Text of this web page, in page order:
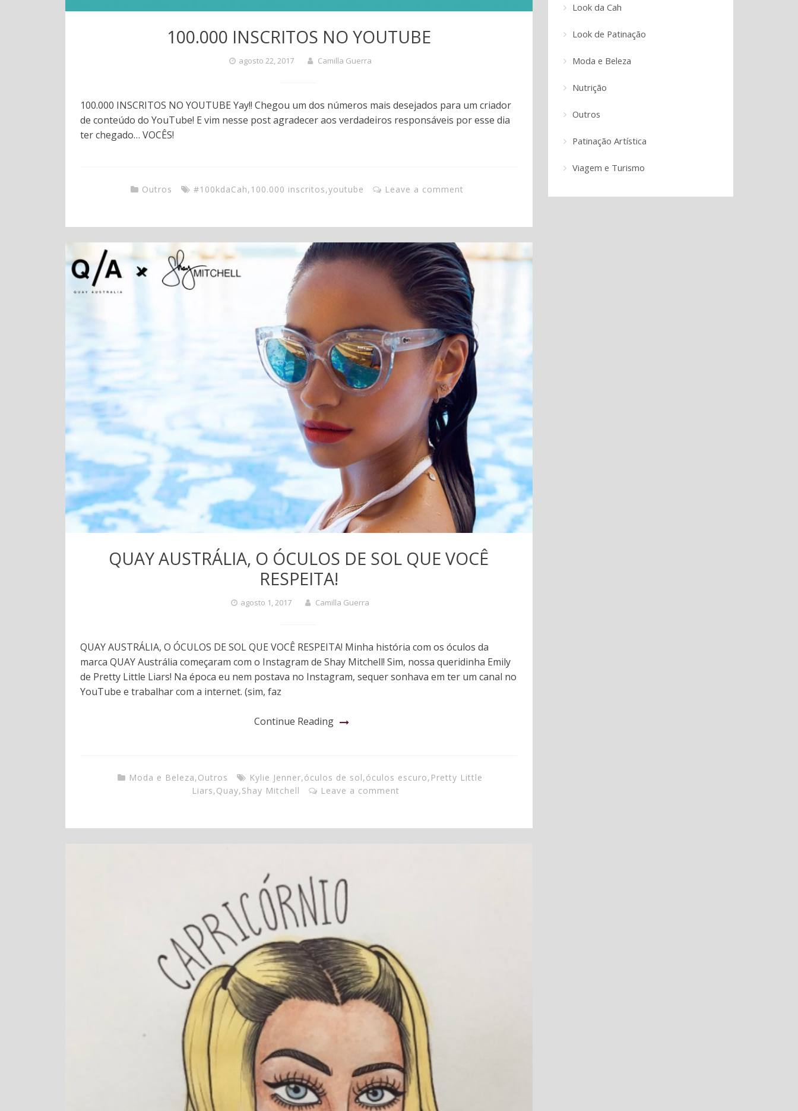
100.000 INSCRITOS NO YOUTUBE
agosto 22, 2017 Camilla Guerra
100.000 INSCRITOS NO YOUTUBE Yay!! Chegou um dos números mais desejados para um criador
de conteúdo do YouTube! E vim nesse post agradecer aos verdadeiros responsáveis por esse dia
ter chegado… VOCÊS!
Outros #100kdaCah,100.000 inscritos,youtube Leave a comment
QUAY AUSTRÁLIA, O ÓCULOS DE SOL QUE VOCÊ
RESPEITA!
agosto 1, 2017 Camilla Guerra
QUAY AUSTRÁLIA, O ÓCULOS DE SOL QUE VOCÊ RESPEITA! Minha história com os óculos da
marca QUAY Austrália começaram com o Instagram de Shay Mitchell! Sim, nossa queridinha Emily
de Pretty Little Liars! Na época eu nem postava no Instagram, sequer sonhava em ter um canal no
YouTube e trabalhar com a internet. (sim, faz
Continue Reading
Moda e Beleza,Outros Kylie Jenner,óculos de sol,óculos escuro, Pretty Little
Liars,Quay,Shay Mitchell Leave a comment
Look da Cah
Look de Patinação
Moda e Beleza
Nutrição
Outros
Patinação Artística
Viagem e Turismo